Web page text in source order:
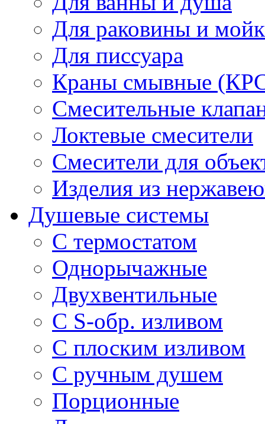
Для раковины и
Для писсуара
Краны смывные
Смесительные
Локтевые смесители
Смесители для
Изделия из
Душевые системы
С термостатом
Однорычажные
Двухвентильные
С S-обр. изливом
С плоским изливом
С ручным душем
Порционные